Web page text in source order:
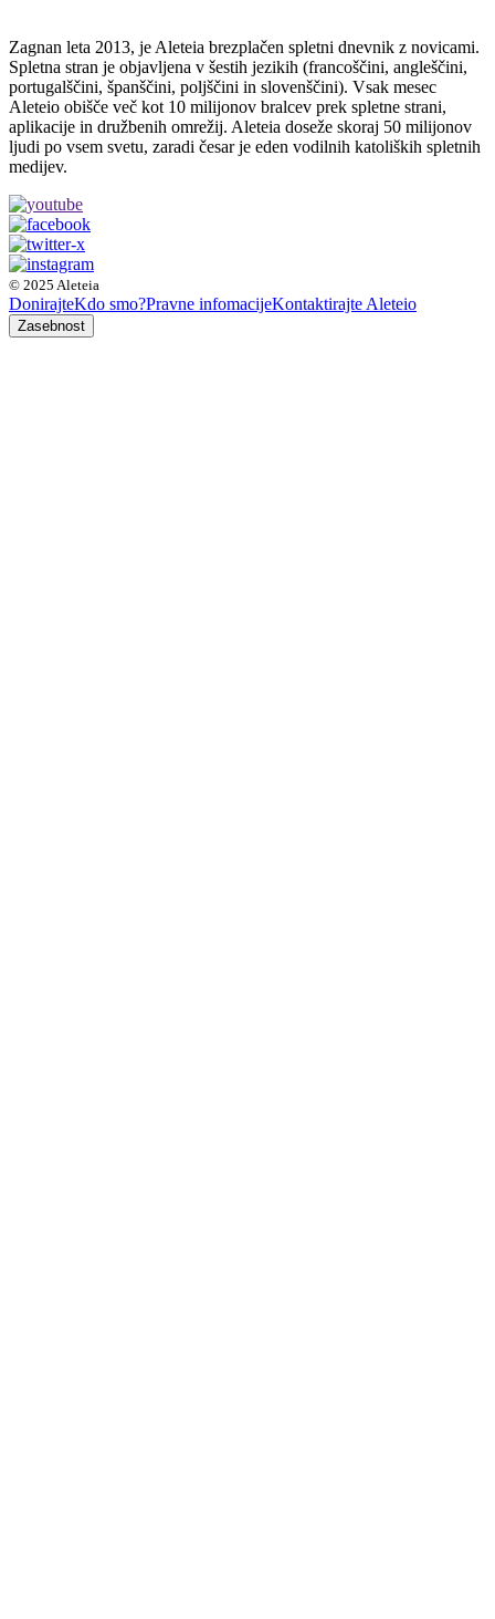
Zagnan leta 2013, je Aleteia brezplačen spletni dnevnik z novicami.
Spletna stran je objavljena v šestih jezikih (francoščini, angleščini,
portugalščini, španščini, poljščini in slovenščini). Vsak mesec
Aleteio obišče več kot 10 milijonov bralcev prek spletne strani,
aplikacije in družbenih omrežij. Aleteia doseže skoraj 50 milijonov
ljudi po vsem svetu, zaradi česar je eden vodilnih katoliških spletnih
medijev.
© 2025 Aleteia
DonirajteKdo smo?Pravne infomacijeKontaktirajte Aleteio
Zasebnost